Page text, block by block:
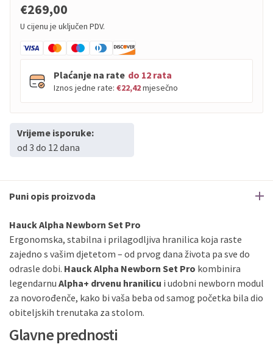
€269,00
U cijenu je uključen PDV.
Plaćanje na rate do 12 rata
Iznos jedne rate: €22,42mjesečno
PBZ
PBZ
Erste
Maestro do12rata
Erste
Sve banke Visa
Jednokratno
Sve banke
Master
Jednokratno
Sve banke
Maestro
Jednokratno
Jednokratno
Vrijeme isporuke:
od 3 do 12 dana
Puni opis proizvoda
Hauck Alpha Newborn Set Pro
Ergonomska, stabilna i prilagodljiva hranilica koja raste
zajedno s vašim djetetom – od prvog dana života pa sve do
odrasle dobi. Hauck Alpha Newborn Set Pro kombinira
legendarnu Alpha+ drvenu hranilicu i udobni newborn modul
za novorođenče, kako bi vaša beba od samog početka bila dio
obiteljskih trenutaka za stolom.
Glavne prednosti